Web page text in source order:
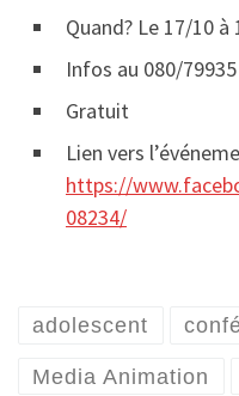
Quand? Le 17/10 à
Infos au 080/
Gratuit
Lien vers
https://
08234/
adolescent
Media Animation